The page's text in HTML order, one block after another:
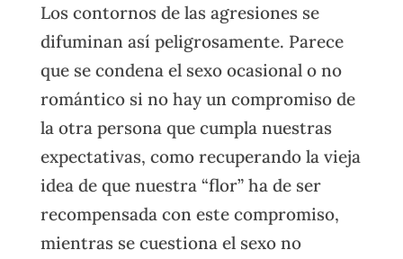
Los contornos de las agresiones se
difuminan así peligrosamente. Parece
que se condena el sexo ocasional o no
romántico si no hay un compromiso de
la otra persona que cumpla nuestras
expectativas, como recuperando la vieja
idea de que nuestra “flor” ha de ser
recompensada con este compromiso,
mientras se cuestiona el sexo no